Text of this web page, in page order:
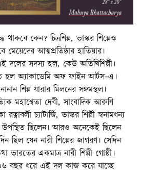
কেন? চিত্রশিল্প, ভাস্কর শিল্পেও
আত্মপ্রতিষ্ঠার হাতিয়ার।
দলের সদস্য হল, কেউ অতিথিশিল্পী।
হল অ্যাকাডেমি অফ ফাইন আর্টস-এ।
শিল্প ধারার মিলনের সঙ্গমস্থল।
মহাশ্বেতা দেবী, সাংবাদিক আরুণি
চ্যাটার্জি, ভাস্কর শিল্পী স্বনামধন্য
উপস্থিত ছিলেন। আরও অনেকেই ছিলেন
ছিল যেন নারী শিল্পের জাগরণ। সেদিন
ভারতের একমাত্র নারী শিল্পী গোষ্ঠী।
বছর ধরে এই দল কাজ করে যাচ্ছে